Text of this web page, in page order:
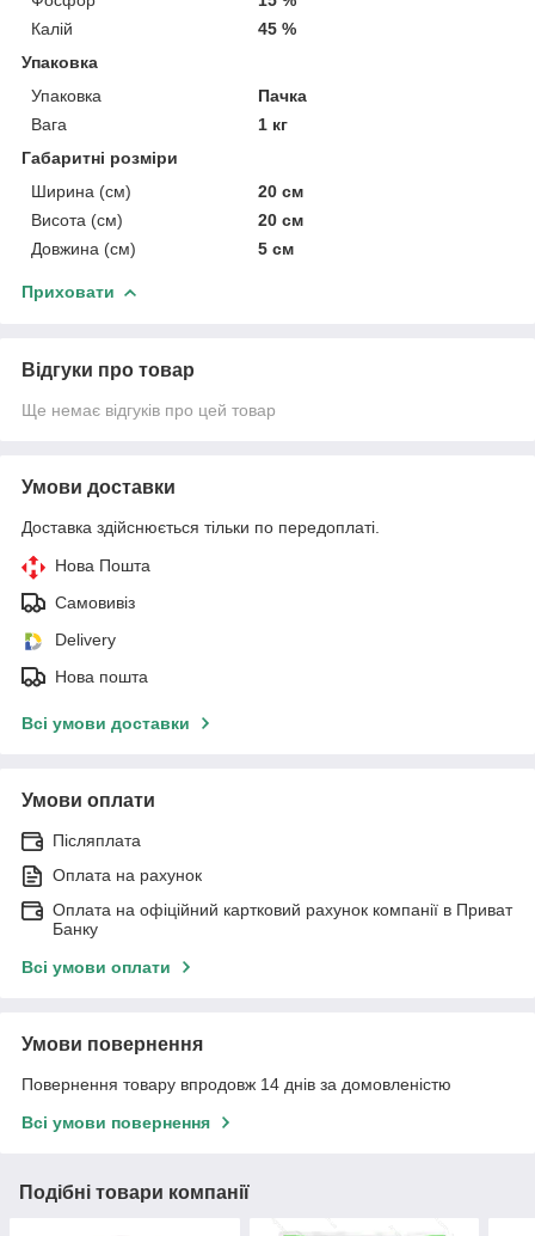
Калій
45 %
Упаковка
Упаковка
Пачка
Вага
1 кг
Габаритні розміри
Ширина (см)
20 см
Висота (см)
20 см
Довжина (см)
5 см
Приховати
Відгуки про товар
Ще немає відгуків про цей товар
Умови доставки
Доставка здійснюється тільки по передоплаті.
Нова Пошта
Самовивіз
Delivery
Нова пошта
Всі умови доставки
Умови оплати
Післяплата
Оплата на рахунок
Оплата на офіційний картковий рахунок компанії в Приват
Банку
Всі умови оплати
Умови повернення
Повернення товару впродовж 14 днів за домовленістю
Всі умови повернення
Подібні товари компанії